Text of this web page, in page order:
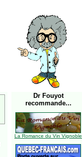
Dr Fouyot
recommande...
La Romance du Vin Vignoble